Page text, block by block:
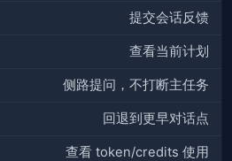
提交会话反馈
查看当前计划
侧路提问，不打断主任务
回退到更早对话点
查看 token/credits 使用